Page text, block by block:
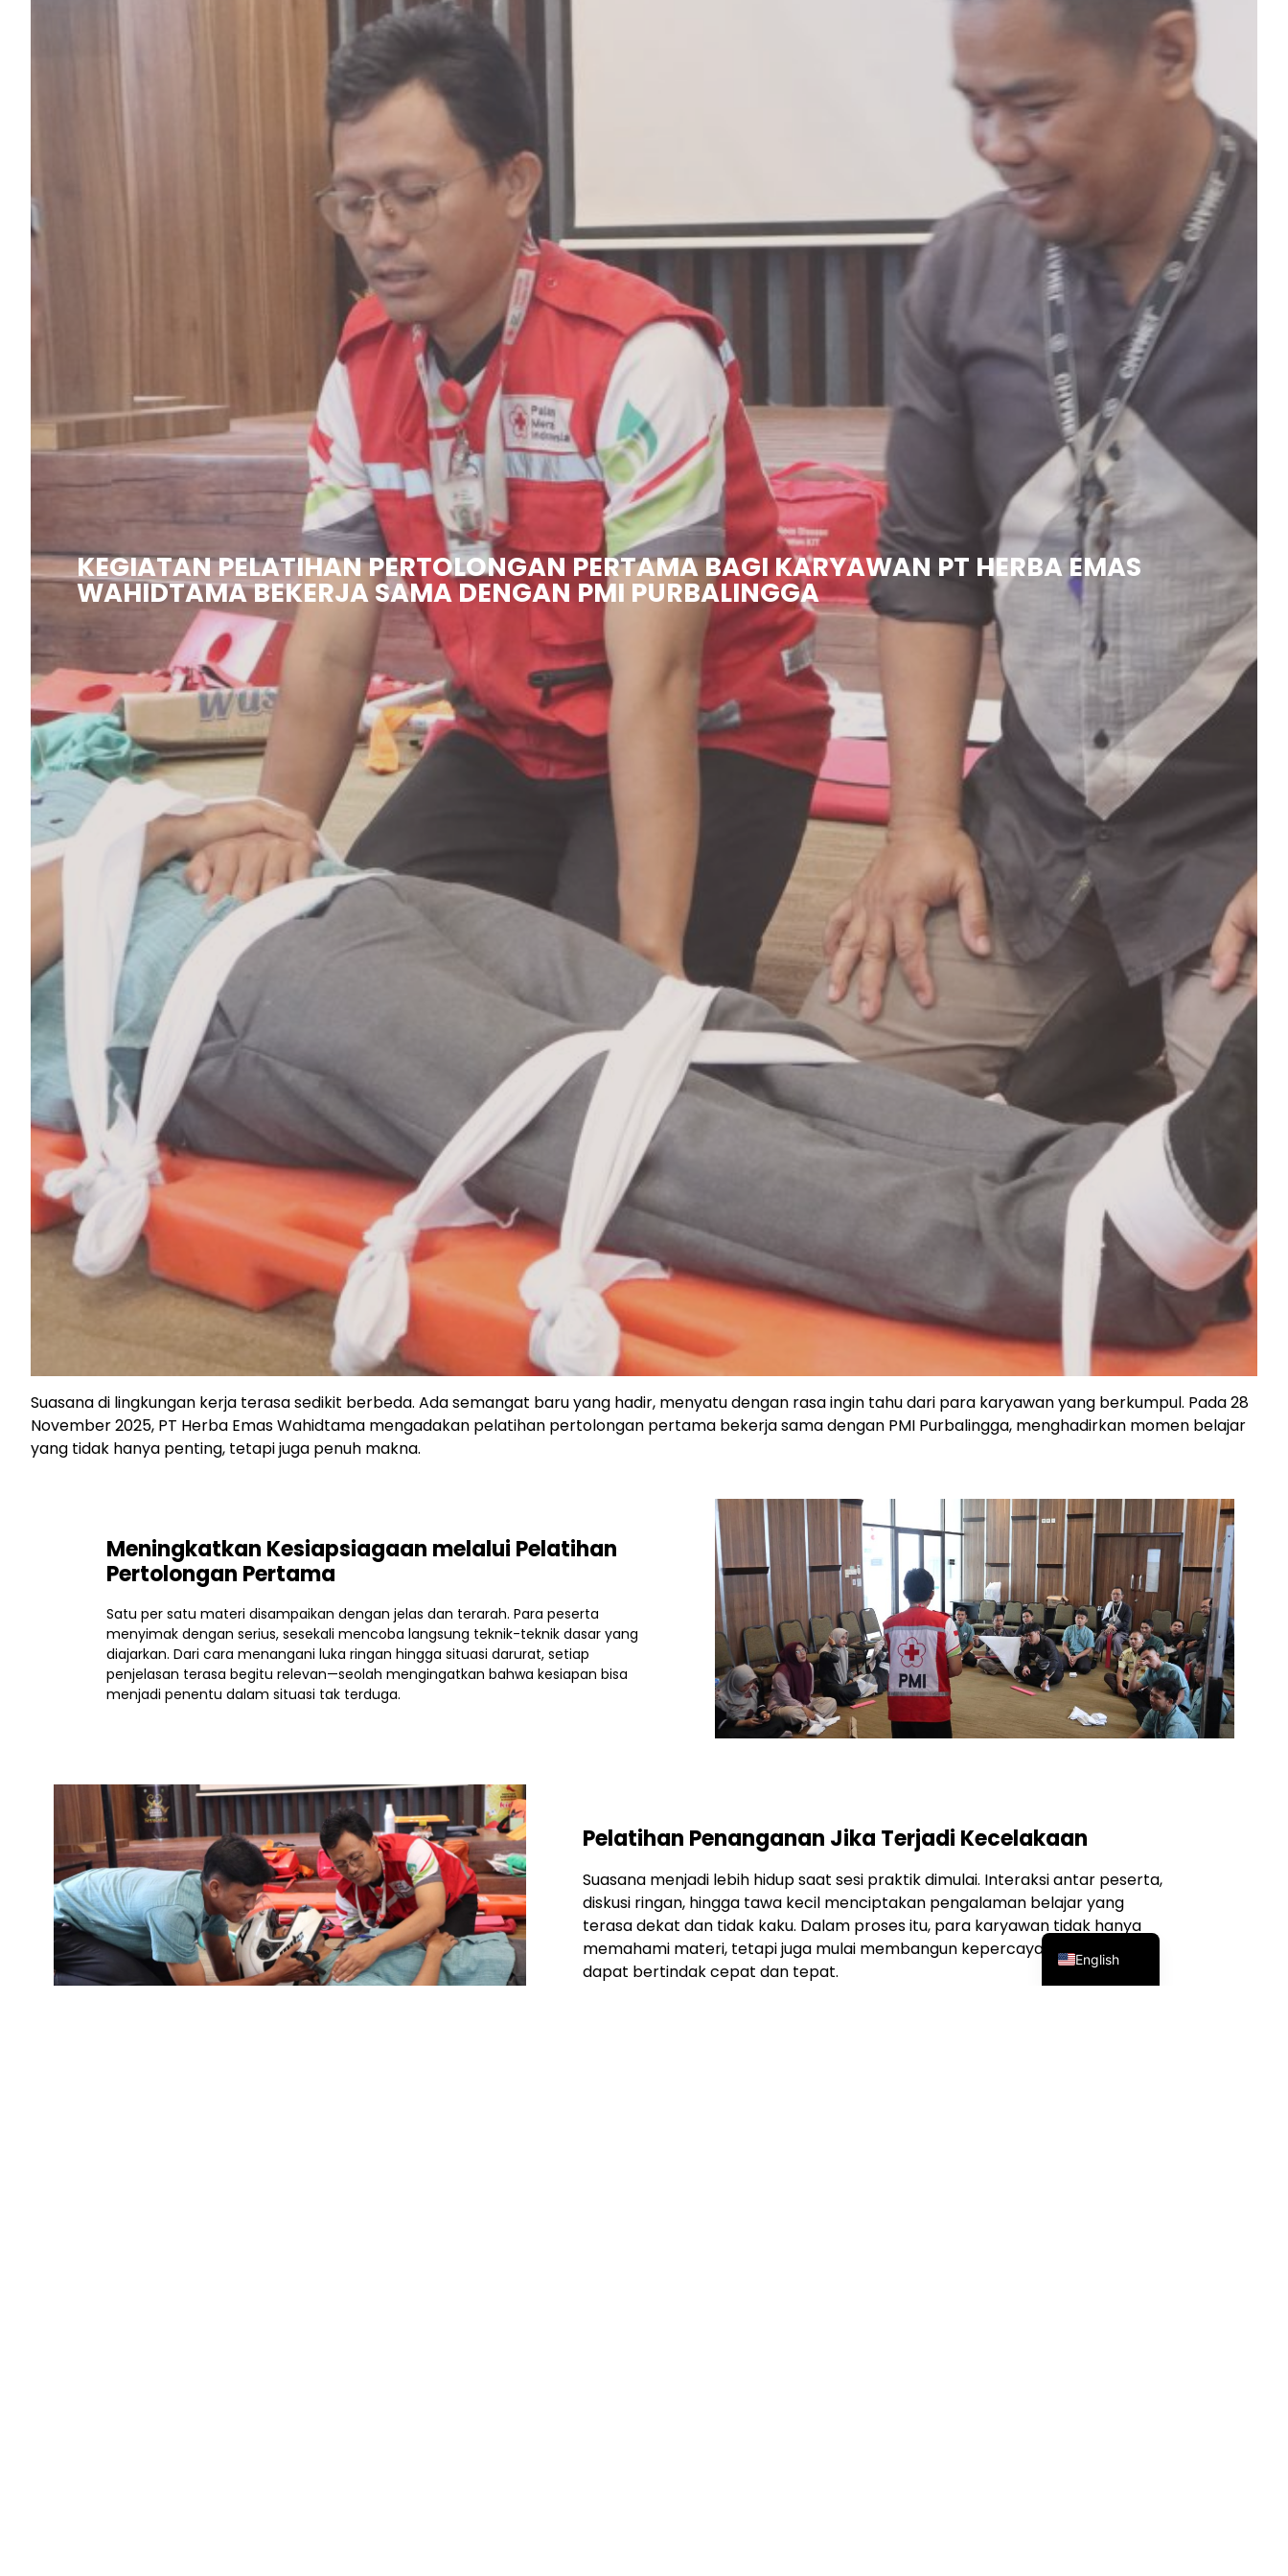
KEGIATAN PELATIHAN PERTOLONGAN PERTAMA BAGI KARYAWAN PT HERBA EMAS
WAHIDTAMA BEKERJA SAMA DENGAN PMI PURBALINGGA
Suasana di lingkungan kerja terasa sedikit berbeda. Ada semangat baru yang hadir, menyatu dengan rasa ingin tahu dari para karyawan yang berkumpul. Pada 28
November 2025, PT Herba Emas Wahidtama mengadakan pelatihan pertolongan pertama bekerja sama dengan PMI Purbalingga, menghadirkan momen belajar
yang tidak hanya penting, tetapi juga penuh makna.
Meningkatkan Kesiapsiagaan melalui Pelatihan
Pertolongan Pertama
Satu per satu materi disampaikan dengan jelas dan terarah. Para peserta
menyimak dengan serius, sesekali mencoba langsung teknik-teknik dasar yang
diajarkan. Dari cara menangani luka ringan hingga situasi darurat, setiap
penjelasan terasa begitu relevan—seolah mengingatkan bahwa kesiapan bisa
menjadi penentu dalam situasi tak terduga.
Pelatihan Penanganan Jika Terjadi Kecelakaan
Suasana menjadi lebih hidup saat sesi praktik dimulai. Interaksi antar peserta,
diskusi ringan, hingga tawa kecil menciptakan pengalaman belajar yang
terasa dekat dan tidak kaku. Dalam proses itu, para karyawan tidak hanya
memahami materi, tetapi juga mulai membangun kepercayaan diri untuk
dapat bertindak cepat dan tepat.
English
Indonesian